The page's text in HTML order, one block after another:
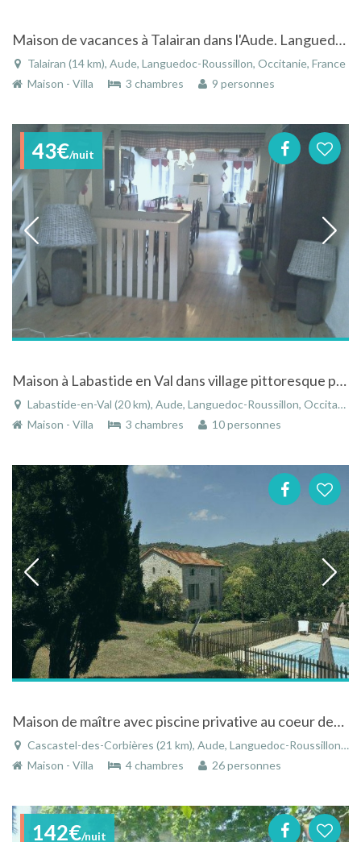
Maison de vacances à Talairan dans l'Aude. Languedoc-Roussillon
Talairan (14 km), Aude, Languedoc-Roussillon, Occitanie, France
Maison - Villa
3 chambres 9 personnes
43€/nuit
Maison à Labastide en Val dans village pittoresque proche de Carcassonne
Labastide-en-Val (20 km), Aude, Languedoc-Roussillon, Occitanie, France
Maison - Villa
3 chambres 10 personnes
Maison de maître avec piscine privative au coeur des Corbières et à 25 km de la Méditerranée
Cascastel-des-Corbières (21 km), Aude, Languedoc-Roussillon, Occitanie, France
Maison - Villa
4 chambres 26 personnes
142€/nuit